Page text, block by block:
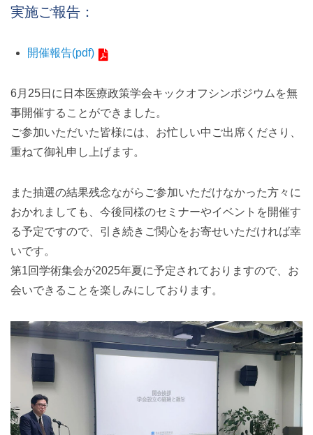
実施ご報告：
開催報告(pdf)
6月25日に日本医療政策学会キックオフシンポジウムを無
事開催することができました。
ご参加いただいた皆様には、お忙しい中ご出席くださり、
重ねて御礼申し上げます。
また抽選の結果残念ながらご参加いただけなかった方々に
おかれましても、今後同様のセミナーやイベントを開催す
る予定ですので、引き続きご関心をお寄せいただければ幸
いです。
第1回学術集会が2025年夏に予定されておりますので、お
会いできることを楽しみにしております。